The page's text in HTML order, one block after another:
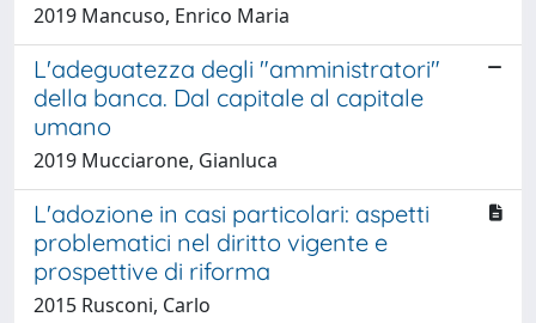
2019 Mancuso, Enrico Maria
L'adeguatezza degli "amministratori"
della banca. Dal capitale al capitale
umano
2019 Mucciarone, Gianluca
L'adozione in casi particolari: aspetti
problematici nel diritto vigente e
prospettive di riforma
2015 Rusconi, Carlo